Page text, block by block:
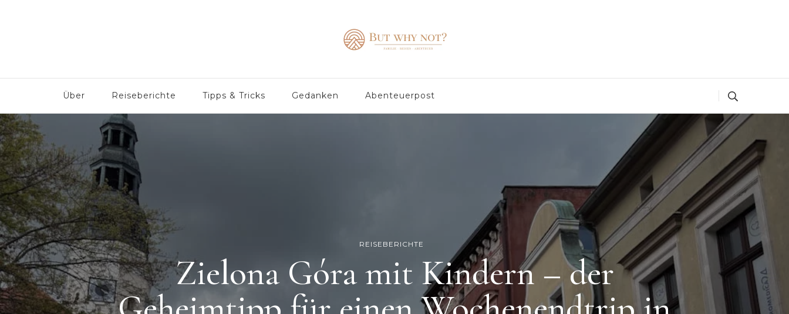
But why not?
Über Reiseberichte Tipps & Tricks Gedanken Abenteuerpost
REISEBERICHTE
Zielona Góra mit Kindern – der